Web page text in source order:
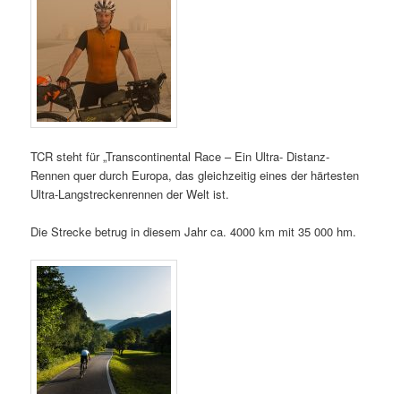
TCR steht für „Transcontinental Race – Ein Ultra- Distanz-
Rennen quer durch Europa, das gleichzeitig eines der härtesten
Ultra-Langstreckenrennen der Welt ist.
Die Strecke betrug in diesem Jahr ca. 4000 km mit 35 000 hm.